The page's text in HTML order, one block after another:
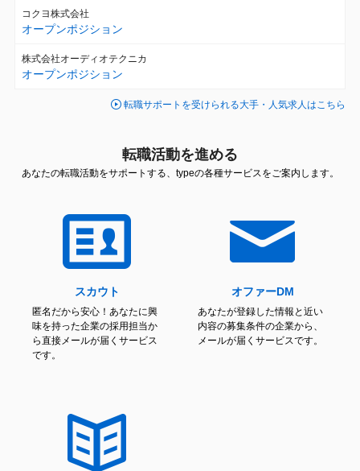
コクヨ株式会社
オープンポジション
株式会社オーディオテクニカ
オープンポジション
転職サポートを受けられる大手・人気求人はこちら
転職活動を進める
あなたの転職活動をサポートする、typeの各種サービスをご案内します。
スカウト
匿名だから安心！あなたに興
味を持った企業の採用担当か
ら直接メールが届くサービス
です。
オファーDM
あなたが登録した情報と近い
内容の募集条件の企業から、
メールが届くサービスです。